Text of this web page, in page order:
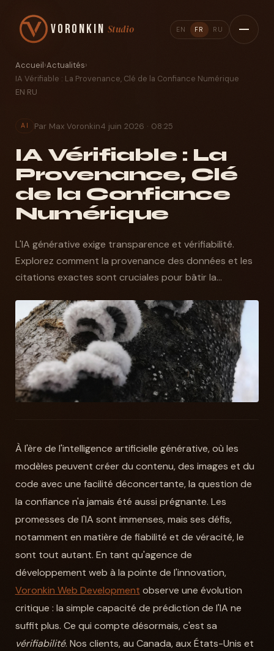
Voronkin Studio EN FR RU
Accueil›Actualités›
IA Vérifiable : La Provenance, Clé de la Confiance Numérique
EN·RU
AI Par Max Voronkin4 juin 2026 · 08:25
IA Vérifiable : La
Provenance, Clé
de la Confiance
Numérique
L'IA générative exige transparence et vérifiabilité.
Explorez comment la provenance des données et les
citations exactes sont cruciales pour bâtir la...
À l'ère de l'intelligence artificielle générative, où les
modèles peuvent créer du contenu, des images et du
code avec une facilité déconcertante, la question de
la confiance n'a jamais été aussi prégnante. Les
promesses de l'IA sont immenses, mais ses défis,
notamment en matière de fiabilité et de véracité, le
sont tout autant. En tant qu'agence de
développement web à la pointe de l'innovation,
Voronkin Web Development observe une évolution
critique : la simple capacité de prédiction de l'IA ne
suffit plus. Ce qui compte désormais, c'est sa
vérifiabilité. Nos clients, au Canada, aux États-Unis et